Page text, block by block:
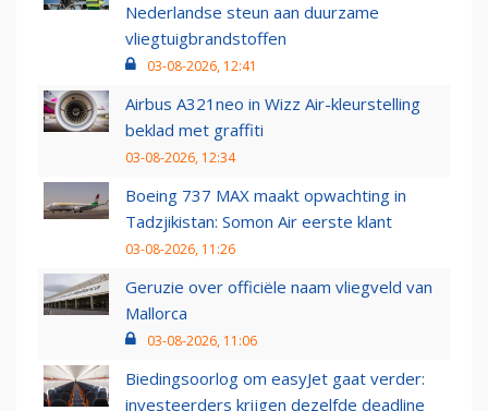
Nederlandse steun aan duurzame
vliegtuigbrandstoffen
03-08-2026, 12:41
Airbus A321neo in Wizz Air-kleurstelling
beklad met graffiti
03-08-2026, 12:34
Boeing 737 MAX maakt opwachting in
Tadzjikistan: Somon Air eerste klant
03-08-2026, 11:26
Geruzie over officiële naam vliegveld van
Mallorca
03-08-2026, 11:06
Biedingsoorlog om easyJet gaat verder:
investeerders krijgen dezelfde deadline